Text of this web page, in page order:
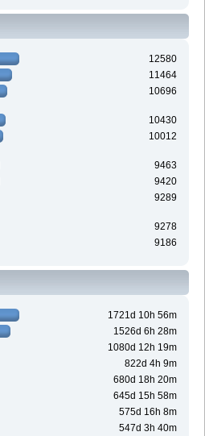
12580
11464
10696
10430
10012
9463
9420
9289
9278
9186
1721d 10h 56m
1526d 6h 28m
1080d 12h 19m
822d 4h 9m
680d 18h 20m
645d 15h 58m
575d 16h 8m
547d 3h 40m